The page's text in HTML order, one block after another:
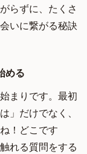
らずに、たくさ
いに繋がる秘訣
める
まりです。最初
」だけでなく、
！どこです
れる質問をする